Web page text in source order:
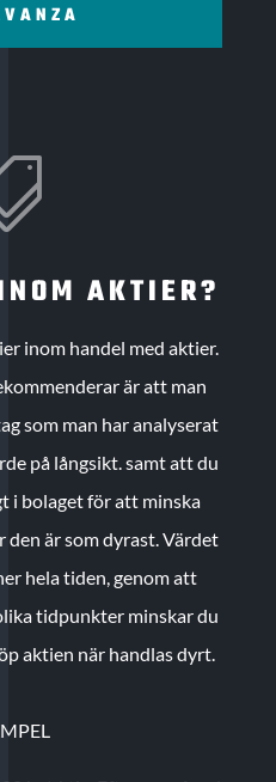
AKTIER?
inom handel med aktier.
är att man
som man har analyserat
på långsikt. samt att du
i bolaget för att minska
är som dyrast. Värdet
hela tiden, genom att
tidpunkter minskar du
aktien när handlas dyrt.